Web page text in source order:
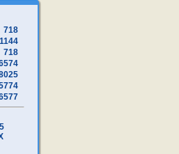
718
1144
718